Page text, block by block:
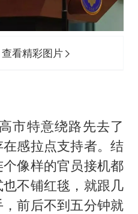
看精彩图片
市特意绕路先去了
感拉点支持者。结
个像样的官员接机都
不铺红毯，就跟几
前后不到五分钟就